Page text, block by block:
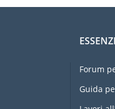
Forum
Guida